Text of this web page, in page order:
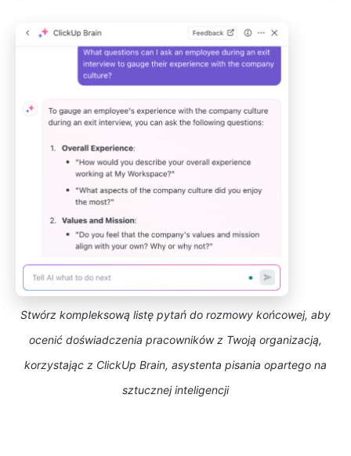
Stwórz kompleksową listę pytań do rozmowy końcowej, aby
ocenić doświadczenia pracowników z Twoją organizacją,
korzystając z ClickUp Brain, asystenta pisania opartego na
sztucznej inteligencji